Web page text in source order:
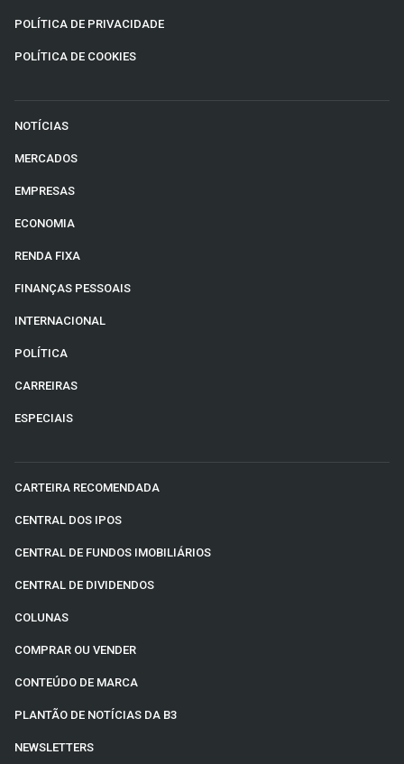
POLÍTICA DE PRIVACIDADE
POLÍTICA DE COOKIES
NOTÍCIAS
MERCADOS
EMPRESAS
ECONOMIA
RENDA FIXA
FINANÇAS PESSOAIS
INTERNACIONAL
POLÍTICA
CARREIRAS
ESPECIAIS
CARTEIRA RECOMENDADA
CENTRAL DOS IPOS
CENTRAL DE FUNDOS IMOBILIÁRIOS
CENTRAL DE DIVIDENDOS
COLUNAS
COMPRAR OU VENDER
CONTEÚDO DE MARCA
PLANTÃO DE NOTÍCIAS DA B3
NEWSLETTERS